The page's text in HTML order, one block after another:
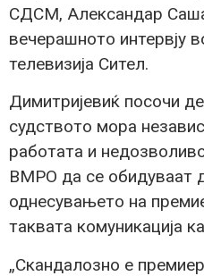
СДСМ, Александар
вечерашното интервју
телевизија Сител.
Димитријевиќ посочи
судството мора
работата и
ВМРО да се обидуваат
однесувањето на
таквата комуникација
„Скандалозно е